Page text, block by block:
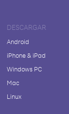
DESCARGAR
Android
iPhone & iPad
Windows PC
Mac
Linux